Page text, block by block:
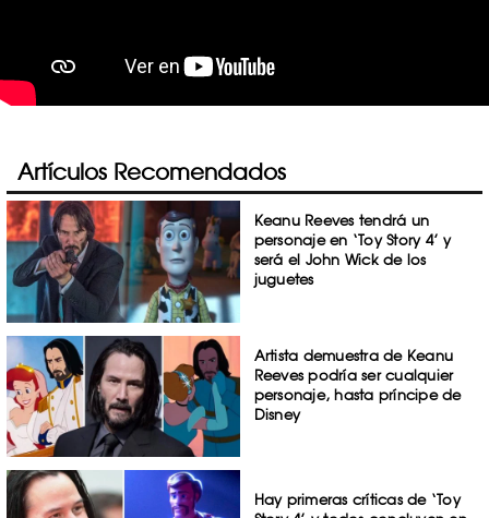
Artículos Recomendados
Keanu Reeves tendrá un
personaje en ‘Toy Story 4’ y
será el John Wick de los
juguetes
Artista demuestra de Keanu
Reeves podría ser cualquier
personaje, hasta príncipe de
Disney
Hay primeras críticas de ‘Toy